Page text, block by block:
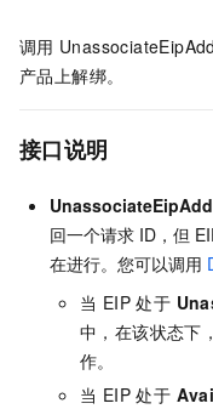
调用
产品上解绑。
接口说明
回一个请求 ID，但
在进行。您可以调用
当 EIP 处于
中，在该状态下
作。
当 EIP 处于